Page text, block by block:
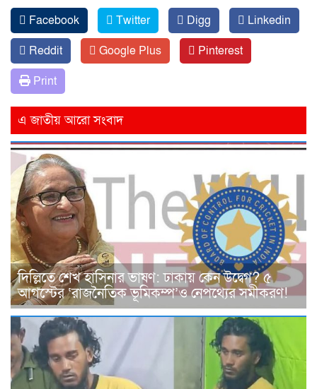
Facebook Twitter Digg
Linkedin
Reddit
Google Plus
Pinterest
Print
এ জাতীয় আরো সংবাদ
দিল্লিতে শেখ হাসিনার ভাষণ: ঢাকায় কেন উদ্বেগ? ৫
আগস্টের ‘রাজনৈতিক ভূমিকম্প’ও নেপথ্যের সমীকরণ!